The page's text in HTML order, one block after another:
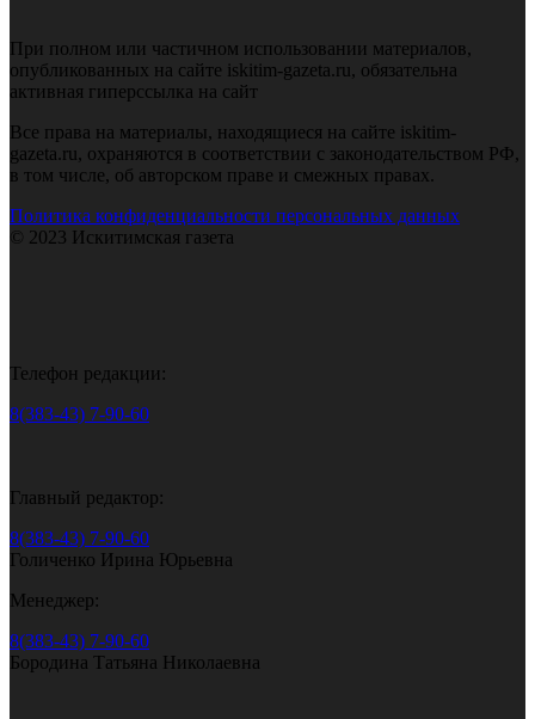
При полном или частичном использовании материалов,
опубликованных на сайте iskitim-gazeta.ru, обязательна
активная гиперссылка на сайт
Все права на материалы, находящиеся на сайте iskitim-
gazeta.ru, охраняются в соответствии с законодательством РФ,
в том числе, об авторском праве и смежных правах.
Политика конфиденциальности персональных данных
© 2023 Искитимская газета
Телефон редакции:
8(383-43) 7-90-60
Главный редактор:
8(383-43) 7-90-60
Голиченко Ирина Юрьевна
Менеджер:
8(383-43) 7-90-60
Бородина Татьяна Николаевна